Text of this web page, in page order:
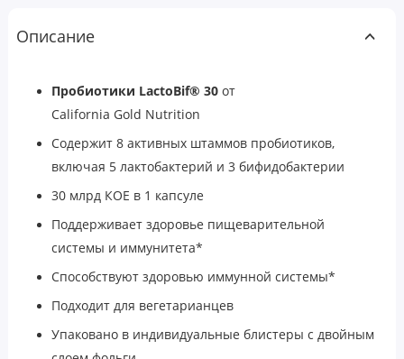
Описание
Пробиотики LactoBif® 30 от
California Gold Nutrition
Содержит 8 активных штаммов пробиотиков,
включая 5 лактобактерий и 3 бифидобактерии
30 млрд КОЕ в 1 капсуле
Поддерживает здоровье пищеварительной
системы и иммунитета*
Способствуют здоровью иммунной системы*
Подходит для вегетарианцев
Упаковано в индивидуальные блистеры с двойным